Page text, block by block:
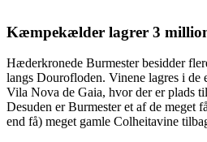
Kæmpekælder lagrer 3
Hæderkronede Burmester besidder
langs Dourofloden. Vinene lagres i de
Vila Nova de Gaia, hvor der er plads
Desuden er Burmester et af de meget
end få) meget gamle Colheitavine